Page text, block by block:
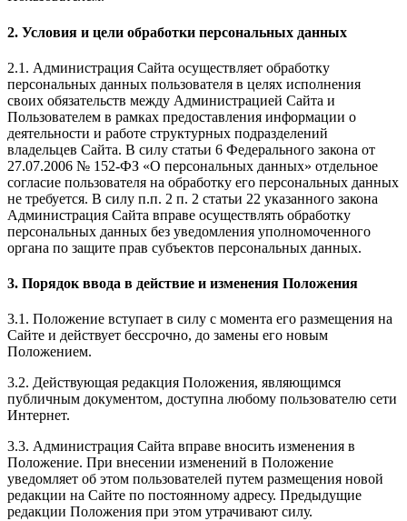
2. Условия и цели обработки персональных данных
2.1. Администрация Сайта осуществляет обработку
персональных данных пользователя в целях исполнения
своих обязательств между Администрацией Сайта и
Пользователем в рамках предоставления информации о
деятельности и работе структурных подразделений
владельцев Сайта. В силу статьи 6 Федерального закона от
27.07.2006 № 152-ФЗ «О персональных данных» отдельное
согласие пользователя на обработку его персональных данных
не требуется. В силу п.п. 2 п. 2 статьи 22 указанного закона
Администрация Сайта вправе осуществлять обработку
персональных данных без уведомления уполномоченного
органа по защите прав субъектов персональных данных.
3. Порядок ввода в действие и изменения Положения
3.1. Положение вступает в силу с момента его размещения на
Сайте и действует бессрочно, до замены его новым
Положением.
3.2. Действующая редакция Положения, являющимся
публичным документом, доступна любому пользователю сети
Интернет.
3.3. Администрация Сайта вправе вносить изменения в
Положение. При внесении изменений в Положение
уведомляет об этом пользователей путем размещения новой
редакции на Сайте по постоянному адресу. Предыдущие
редакции Положения при этом утрачивают силу.